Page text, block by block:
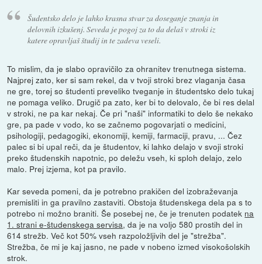
Šudentsko delo je lahko krasna stvar za doseganje znanja in
delovnih izkušenj. Seveda je pogoj za to da delaš v stroki iz
katere opravljaš študij in te zadeva veseli.
To mislim, da je slabo opravičilo za ohranitev trenutnega sistema.
Najprej zato, ker si sam rekel, da v tvoji stroki brez vlaganja časa
ne gre, torej so študenti preveliko tveganje in študentsko delo tukaj
ne pomaga veliko. Drugič pa zato, ker bi to delovalo, če bi res delal
v stroki, ne pa kar nekaj. Če pri "naši" informatiki to delo še nekako
gre, pa pade v vodo, ko se začnemo pogovarjati o medicini,
psihologiji, pedagogiki, ekonomiji, kemiji, farmaciji, pravu, ... Čez
palec si bi upal reči, da je študentov, ki lahko delajo v svoji stroki
preko študenskih napotnic, po deležu vseh, ki sploh delajo, zelo
malo. Prej izjema, kot pa pravilo.
Kar seveda pomeni, da je potrebno prakičen del izobraževanja
premisliti in ga pravilno zastaviti. Obstoja študenskega dela pa s to
potrebo ni možno braniti. Še posebej ne, če je trenuten podatek na
1. strani e-študenskega servisa, da je na voljo 580 prostih del in
614 strežb. Več kot 50% vseh razpoložljivih del je "strežba".
Strežba, če mi je kaj jasno, ne pade v nobeno izmed visokošolskih
strok.